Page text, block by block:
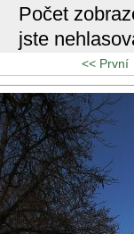
Počet
jste
<< První